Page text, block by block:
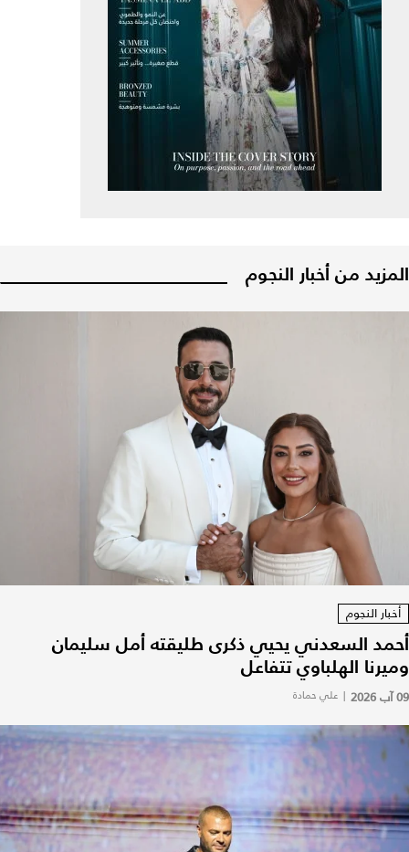
المزيد من أخبار النجوم
أخبار النجوم
أحمد السعدني يحيي ذكرى طليقته أمل سليمان
وميرنا الهلباوي تتفاعل
09 آب 2026 | علي حمادة